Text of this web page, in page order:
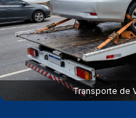
Transporte de